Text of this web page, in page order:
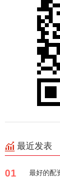
最近发表
01 最好的配